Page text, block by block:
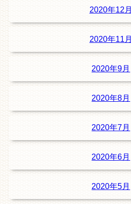
2020年12月
2020年11月
2020年9月
2020年8月
2020年7月
2020年6月
2020年5月